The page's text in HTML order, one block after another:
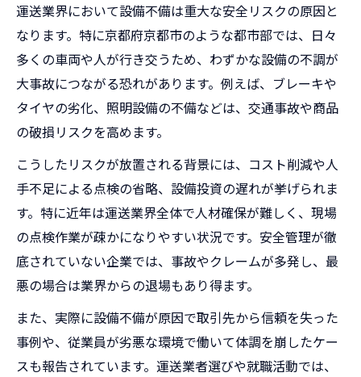
運送業界において設備不備は重大な安全リスクの原因と
なります。特に京都府京都市のような都市部では、日々
多くの車両や人が行き交うため、わずかな設備の不調が
大事故につながる恐れがあります。例えば、ブレーキや
タイヤの劣化、照明設備の不備などは、交通事故や商品
の破損リスクを高めます。
こうしたリスクが放置される背景には、コスト削減や人
手不足による点検の省略、設備投資の遅れが挙げられま
す。特に近年は運送業界全体で人材確保が難しく、現場
の点検作業が疎かになりやすい状況です。安全管理が徹
底されていない企業では、事故やクレームが多発し、最
悪の場合は業界からの退場もあり得ます。
また、実際に設備不備が原因で取引先から信頼を失った
事例や、従業員が劣悪な環境で働いて体調を崩したケー
スも報告されています。運送業者選びや就職活動では、